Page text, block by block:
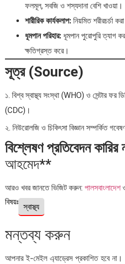
ফলমূল, সবজি ও শস্যদানা বেশি খাওয়া।
শারীরিক কার্যকলাপ: নিয়মিত শরীরচর্চা
ধূমপান পরিহার: ধূমপান পুরোপুরি ত্যাগ
ক্ষতিগ্রস্ত করে।
সূত্র (Source)
১. বিশ্ব স্বাস্থ্য সংস্থা (WHO) ও সেন্টার ফর
(CDC)।
২. নিউরোলজি ও চিকিৎসা বিজ্ঞান সম্পর্কিত
বিশ্লেষণ প্রতিবেদন কারির
আহমেদ**
আরও খবর জানতে ভিজিট করুন: পালসবাংলাদেশ
বিষয়ঃ স্বাস্থ্য
মন্তব্য করুন
আপনার ই-মেইল এ্যাড্রেস প্রকাশিত হবে না।